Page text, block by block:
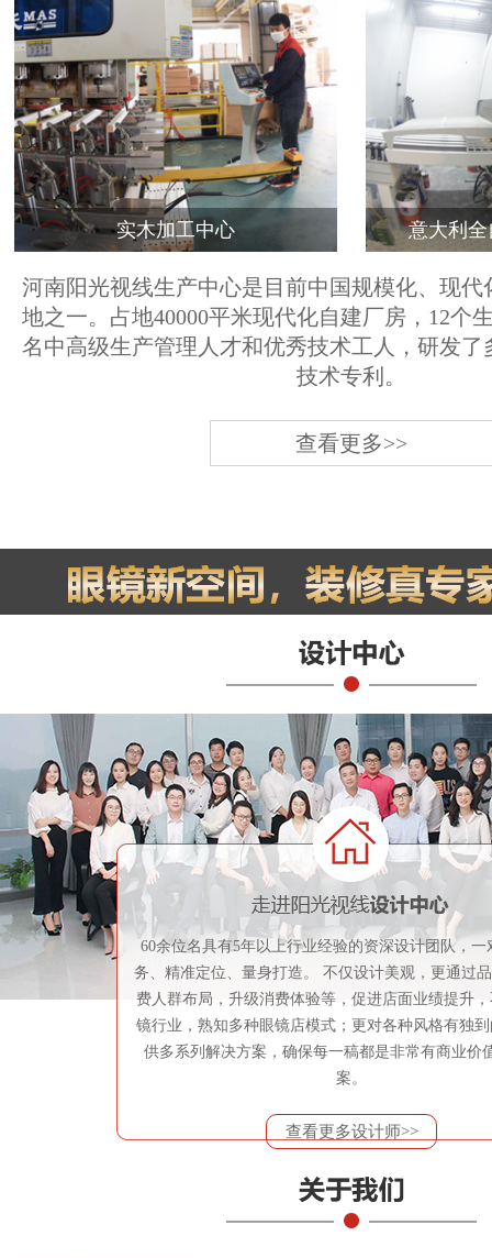
实木加工中心 意大利
河南阳光视线生产中心是目前中国规模化、现代
地之一。占地40000平米现代化自建厂房，12个
名中高级生产管理人才和优秀技术工人，研发了
技术专利。
查看更多>>
60余位名具有5年以上行业经验的资深设计团队，一
务、精准定位、量身打造。 不仅设计美观，更通过
费人群布局，升级消费体验等，促进店面业绩提升
镜行业，熟知多种眼镜店模式；更对各种风格有独
供多系列解决方案，确保每一稿都是非常有商业价
案。
查看更多设计师>>